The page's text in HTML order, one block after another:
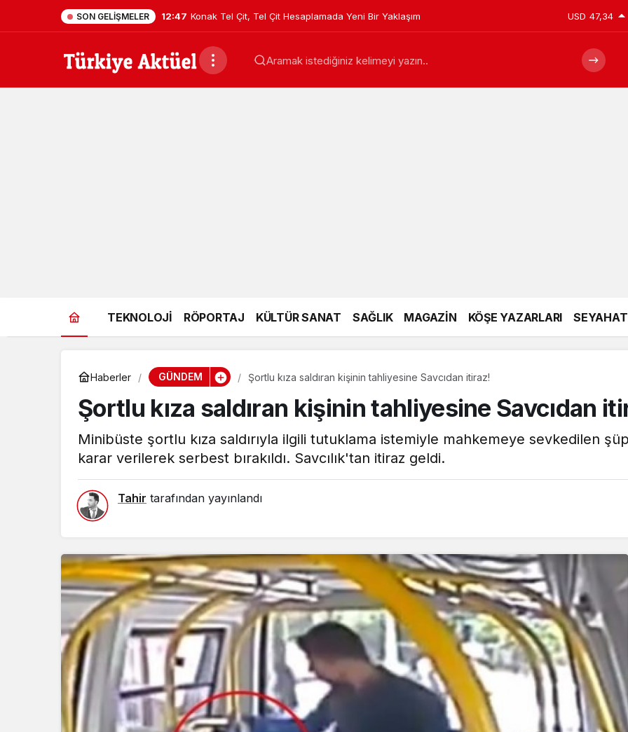
SON GELIŞMELER 15:24 Şansı Deviren Tevafuk… USD 47,34
TEKNOLOJİ RÖPORTAJ KÜLTÜR SANAT SAĞLIK MAGAZİN KÖŞE YAZARLARI SEYAHAT
Haberler GÜNDEM Şortlu kıza saldıran kişinin tahliyesine Savcıdan itiraz!
Şortlu kıza saldıran kişinin tahliyesine Savcıdan
Minibüste şortlu kıza saldırıyla ilgili tutuklama istemiyle mahkemeye sevkedilen
karar verilerek serbest bırakıldı. Savcılık'tan itiraz geldi.
Tahir tarafından yayınlandı